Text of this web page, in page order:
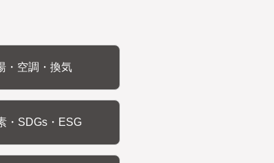
・空調・換気
・SDGs・ESG